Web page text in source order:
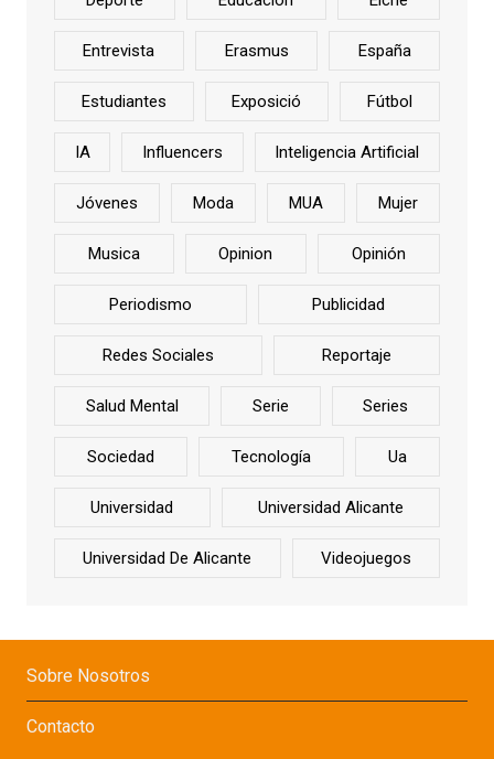
Entrevista Erasmus España
Estudiantes Exposició Fútbol
IA Influencers Inteligencia Artificial
Jóvenes Moda MUA Mujer
Musica Opinion Opinión
Periodismo Publicidad
Redes Sociales Reportaje
Salud Mental Serie Series
Sociedad Tecnología Ua
Universidad Universidad Alicante
Universidad De Alicante Videojuegos
Sobre Nosotros
Contacto